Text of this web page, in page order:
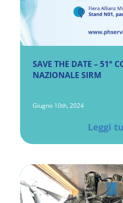
Second Life
SAVE THE DATE – 51°
NAZIONALE SIRM
Giugno 10th, 2024
Leggi